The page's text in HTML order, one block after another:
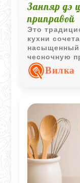
Занпяр дэ
приправой
Это
кухни
насыщенный
чесночную
Благодаря
мясныхВилка